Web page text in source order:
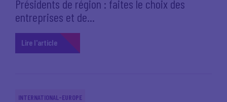
Présidents de région : faites le choix des
entreprises et de...
Lire l'article
INTERNATIONAL-EUROPE